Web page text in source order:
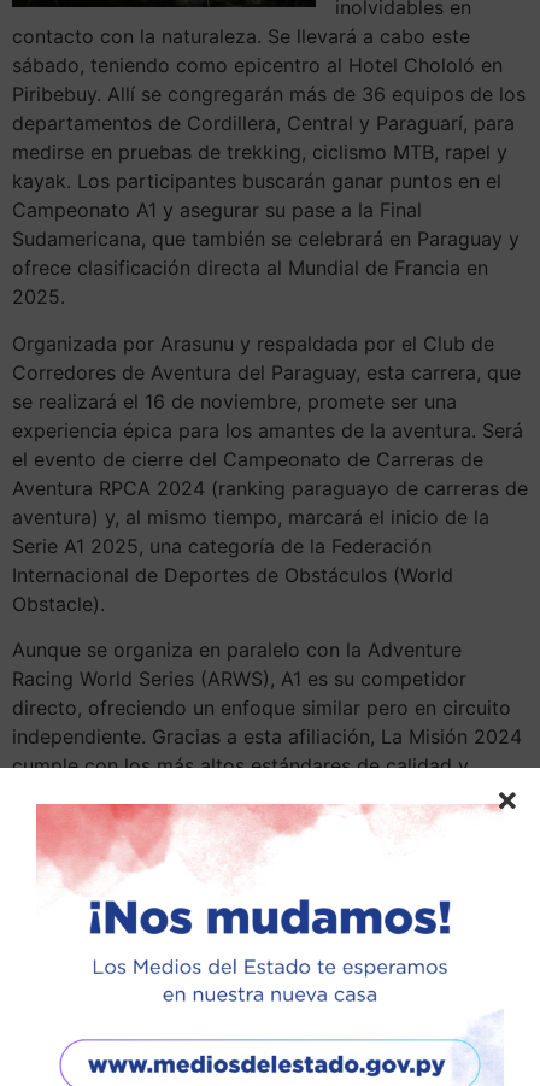
inolvidables en
contacto con la naturaleza. Se llevará a cabo este
sábado, teniendo como epicentro al Hotel Chololó en
Piribebuy. Allí se congregarán más de 36 equipos de los
departamentos de Cordillera, Central y Paraguarí, para
medirse en pruebas de trekking, ciclismo MTB, rapel y
kayak. Los participantes buscarán ganar puntos en el
Campeonato A1 y asegurar su pase a la Final
Sudamericana, que también se celebrará en Paraguay y
ofrece clasificación directa al Mundial de Francia en
2025.
Organizada por Arasunu y respaldada por el Club de
Corredores de Aventura del Paraguay, esta carrera, que
se realizará el 16 de noviembre, promete ser una
experiencia épica para los amantes de la aventura. Será
el evento de cierre del Campeonato de Carreras de
Aventura RPCA 2024 (ranking paraguayo de carreras de
aventura) y, al mismo tiempo, marcará el inicio de la
Serie A1 2025, una categoría de la Federación
Internacional de Deportes de Obstáculos (World
Obstacle).
Aunque se organiza en paralelo con la Adventure
Racing World Series (ARWS), A1 es su competidor
directo, ofreciendo un enfoque similar pero en circuito
independiente. Gracias a esta afiliación, La Misión 2024
cumple con los más altos estándares de calidad y
seguridad, posicionando a Paraguay como un destino
de ecoaventura de alto nivel. “Esta carrera pone al país
en el mapa mundial del deporte de aventura, atrayendo
a equipos de diferentes partes del mundo que buscan
superar sus límites en terrenos desafiantes y únicos”,
señaló Jorge Díaz, uno de los fundadores de Arasunu.
Los participantes de La Misión 2024 se enfrentarán a
arenales, serranías y rutas de rápido desplazamiento,
todo enmarcado en un ambiente natural espectacular.
En esta edición, los desafíos requieren no solo